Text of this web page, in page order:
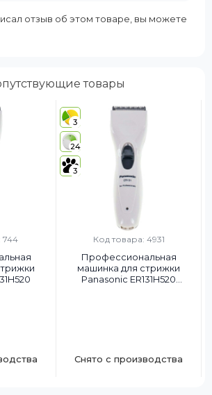
отзыв об этом товаре, вы можете
товары
744
3
24
3
Код товара: 4931
Профессиональная
машинка для стрижки
Panasonic ER131H520
Снято с производства